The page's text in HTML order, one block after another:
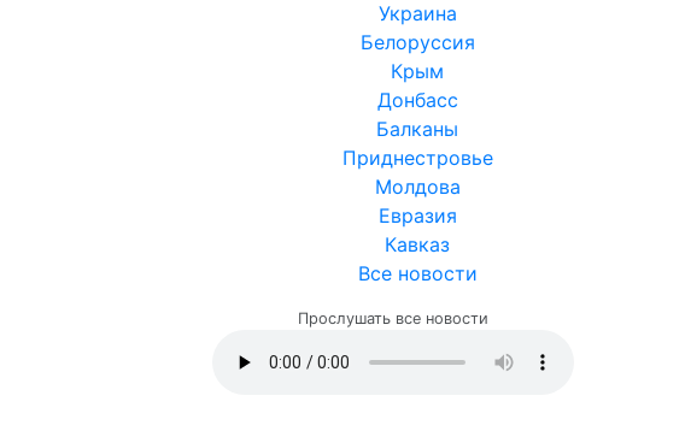
Украина
Белоруссия
Крым
Донбасс
Балканы
Приднестровье
Молдова
Евразия
Кавказ
Все новости
Прослушать все новости